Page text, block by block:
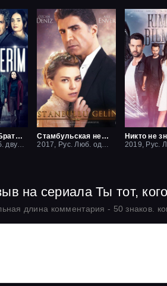
Мои братья / Братья и сестры
Стамбульская невеста / Невеста из стамбула
Никто не
на сериала Ты тот,
длина комментария - 50 знаков.